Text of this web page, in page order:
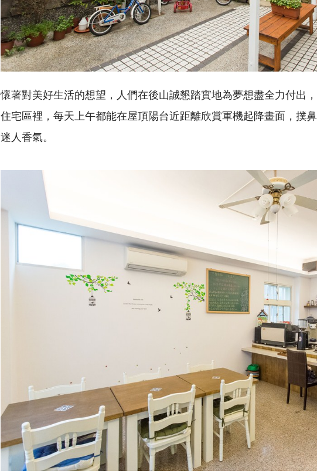
懷著對美好生活的想望，人們在後山誠懇踏實地為夢想盡全力付出
住宅區裡，每天上午都能在屋頂陽台近距離欣賞軍機起降畫面，撲
迷人香氣。